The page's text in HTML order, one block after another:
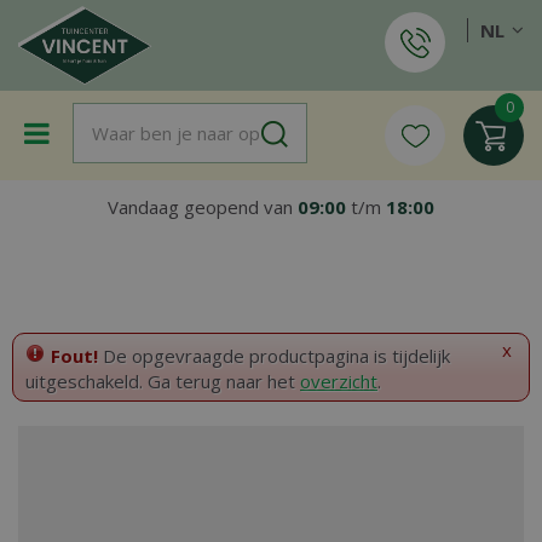
a
Vandaag geopend van 09:00 t/m 18:00
NL
x
Fout! De opgevraagde productpagina is tijdelijk
uitgeschakeld. Ga terug naar het overzicht.